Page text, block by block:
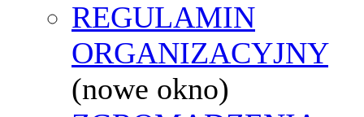
REGULAMIN
ORGANIZACYJNY
(nowe okno)